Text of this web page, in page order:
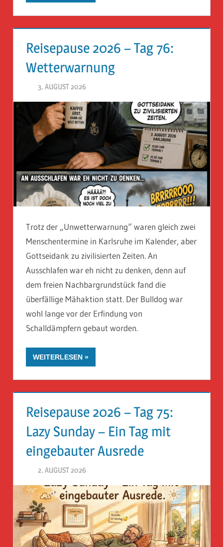
Reisepause 2026 – Tag 76:
Wetterwarnung
3. AUGUST 2026
Trotz der „Unwetterwarnung“ waren gleich zwei
Menschentermine in Karlsruhe im Kalender, aber
Gottseidank zu zivilisierten Zeiten. An
Ausschlafen war eh nicht zu denken, denn auf
dem freien Nachbargrundstück fand die
überfällige Mähaktion statt. Der Bulldog war
wohl lange vor der Erfindung von
Schalldämpfern gebaut worden.
WEITERLESEN
Reisepause 2026 – Tag 75:
Lazy Sunday – Ein Tag mit
eingebauter Ausrede
2. AUGUST 2026